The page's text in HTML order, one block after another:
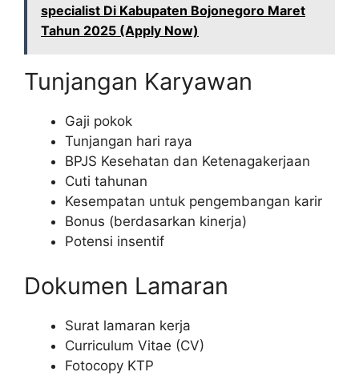
specialist Di Kabupaten Bojonegoro Maret
Tahun 2025 (Apply Now)
Tunjangan Karyawan
Gaji pokok
Tunjangan hari raya
BPJS Kesehatan dan Ketenagakerjaan
Cuti tahunan
Kesempatan untuk pengembangan karir
Bonus (berdasarkan kinerja)
Potensi insentif
Dokumen Lamaran
Surat lamaran kerja
Curriculum Vitae (CV)
Fotocopy KTP